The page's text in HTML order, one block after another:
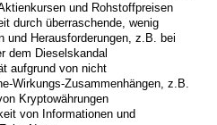
und Rohstoffpreisen
durch überraschende, wenig
und Herausforderungen, z.B. bei
dem Dieselskandal
aufgrund von nicht
Wirkungs-Zusammenhängen, z.B.
Kryptowährungen
von Informationen und